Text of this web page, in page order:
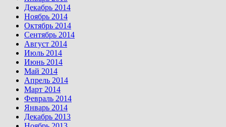
Декабрь 2014
Ноябрь 2014
Октябрь 2014
Сентябрь 2014
Август 2014
Июль 2014
Июнь 2014
Май 2014
Апрель 2014
Март 2014
Февраль 2014
Январь 2014
Декабрь 2013